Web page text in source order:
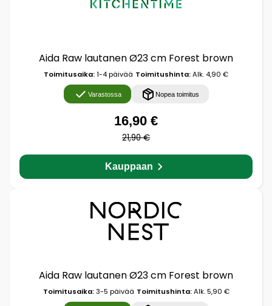
Aida Raw lautanen Ø23 cm Forest brown
Toimitusaika:1-4 päivää Toimitushinta:Alk. 4,90 €
Varastossa Nopea toimitus
16,90 €
21,90 €
Kauppaan
Aida Raw lautanen Ø23 cm Forest brown
Toimitusaika:3-5 päivää Toimitushinta:Alk. 5,90 €